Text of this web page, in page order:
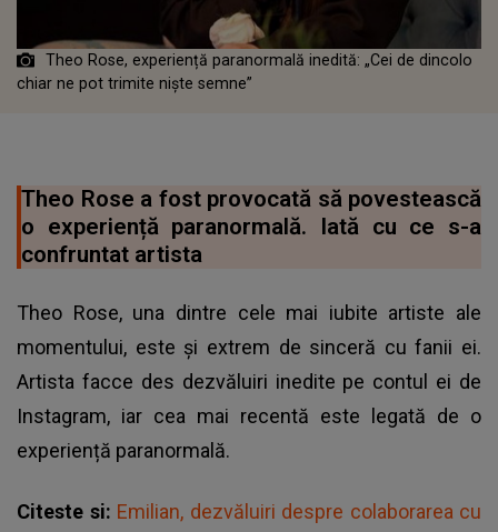
Theo Rose, experiență paranormală inedită: „Cei de dincolo
chiar ne pot trimite niște semne”
Theo Rose a fost provocată să povestească
o experiență paranormală. Iată cu ce s-a
confruntat artista
Theo Rose, una dintre cele mai iubite artiste ale
momentului, este și extrem de sinceră cu fanii ei.
Artista facce des dezvăluiri inedite pe contul ei de
Instagram, iar cea mai recentă este legată de o
experiență paranormală.
Citeste si: Emilian, dezvăluiri despre colaborarea cu